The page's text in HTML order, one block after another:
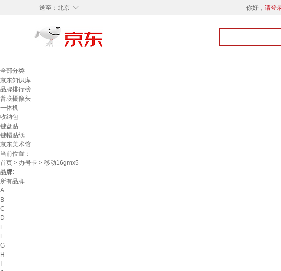
◇
送至： 北京 你好， 请登
全部分类
京东知识库
品牌排行榜
普联摄像头
一体机
收纳包
键盘贴
键帽贴纸
京东美术馆
当前位置：
首页 > 办号卡 > 移动16gmx5
品牌:
所有品牌
A
B
C
D
E
F
G
H